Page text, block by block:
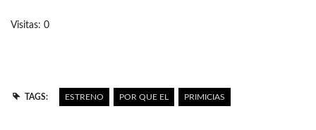
Visitas: 0
TAGS: ESTRENO POR QUE EL PRIMICIAS